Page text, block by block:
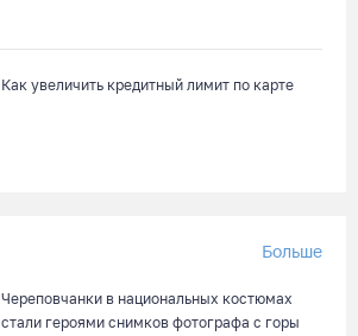
Как увеличить кредитный лимит по карте
Больше
Череповчанки в национальных костюмах
стали героями снимков фотографа с горы